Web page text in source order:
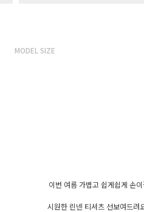
MODEL SIZE
이번 여름 가볍고 쉽게쉽게 손
시원한 린넨 티셔츠 선보여드려